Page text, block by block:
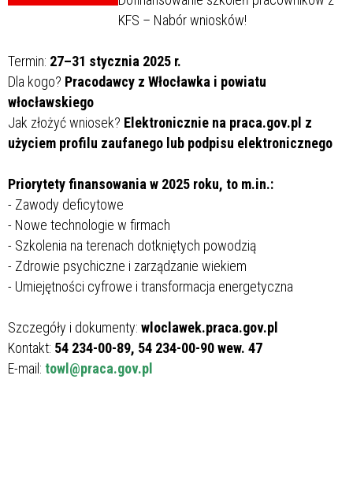
KFS – Nabór wniosków!
Termin: 27–31 stycznia 2025 r.
Dla kogo? Pracodawcy z Włocławka i powiatu
włocławskiego
Jak złożyć wniosek? Elektronicznie na praca.gov.pl z
użyciem profilu zaufanego lub podpisu elektronicznego
Priorytety finansowania w 2025 roku, to m.in.:
- Zawody deficytowe
- Nowe technologie w firmach
- Szkolenia na terenach dotkniętych powodzią
- Zdrowie psychiczne i zarządzanie wiekiem
- Umiejętności cyfrowe i transformacja energetyczna
Szczegóły i dokumenty: wloclawek.praca.gov.pl
Kontakt: 54 234-00-89, 54 234-00-90 wew. 47
E-mail: towl@praca.gov.pl